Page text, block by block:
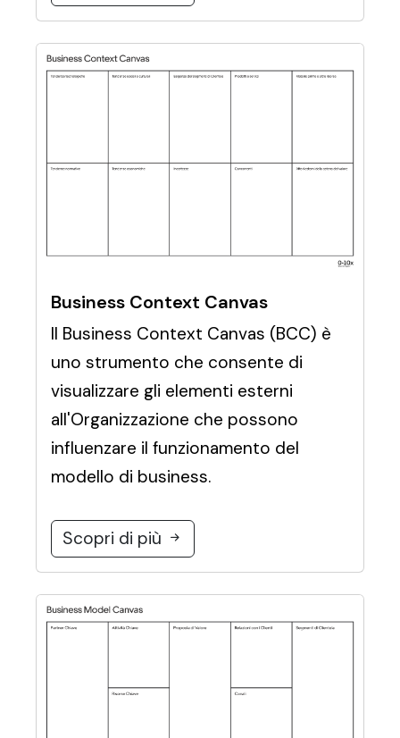
Business Context Canvas
Il Business Context Canvas (BCC) è
uno strumento che consente di
visualizzare gli elementi esterni
all'Organizzazione che possono
influenzare il funzionamento del
modello di business.
Scopri di più